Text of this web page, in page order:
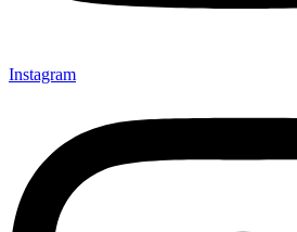
Instagram